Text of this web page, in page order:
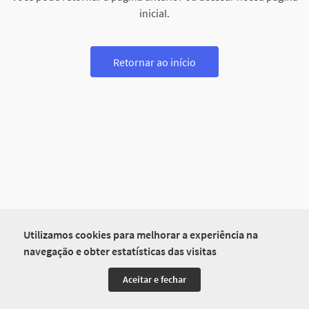
Utilizamos cookies para melhorar a experiência na
navegação e obter estatísticas das visitas
Aceitar e fechar
inicial.
Retornar ao início